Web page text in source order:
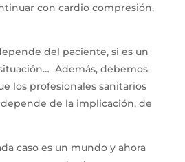
con cardio compresión,
del paciente, si es un
Además, debemos
los profesionales sanitarios
de la implicación, de
caso es un mundo y ahora